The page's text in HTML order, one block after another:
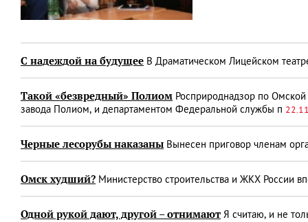
С надеждой на будущее В Драматическом Лицейском
Такой «безвредный» Полиом Росприроднадзор по
завода Полиом, и департаментом Федеральной службы п
Черные лесорубы наказаны Вынесен приговор членам
Омск худший? Министерство строительства и ЖКХ России
Одной рукой дают, другой – отнимают Я считаю, и не